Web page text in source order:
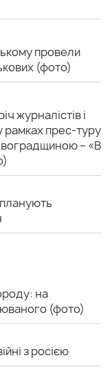
провели
(фото)
журналістів і
рамках прес-туру
– «В
на
(фото)
з росією